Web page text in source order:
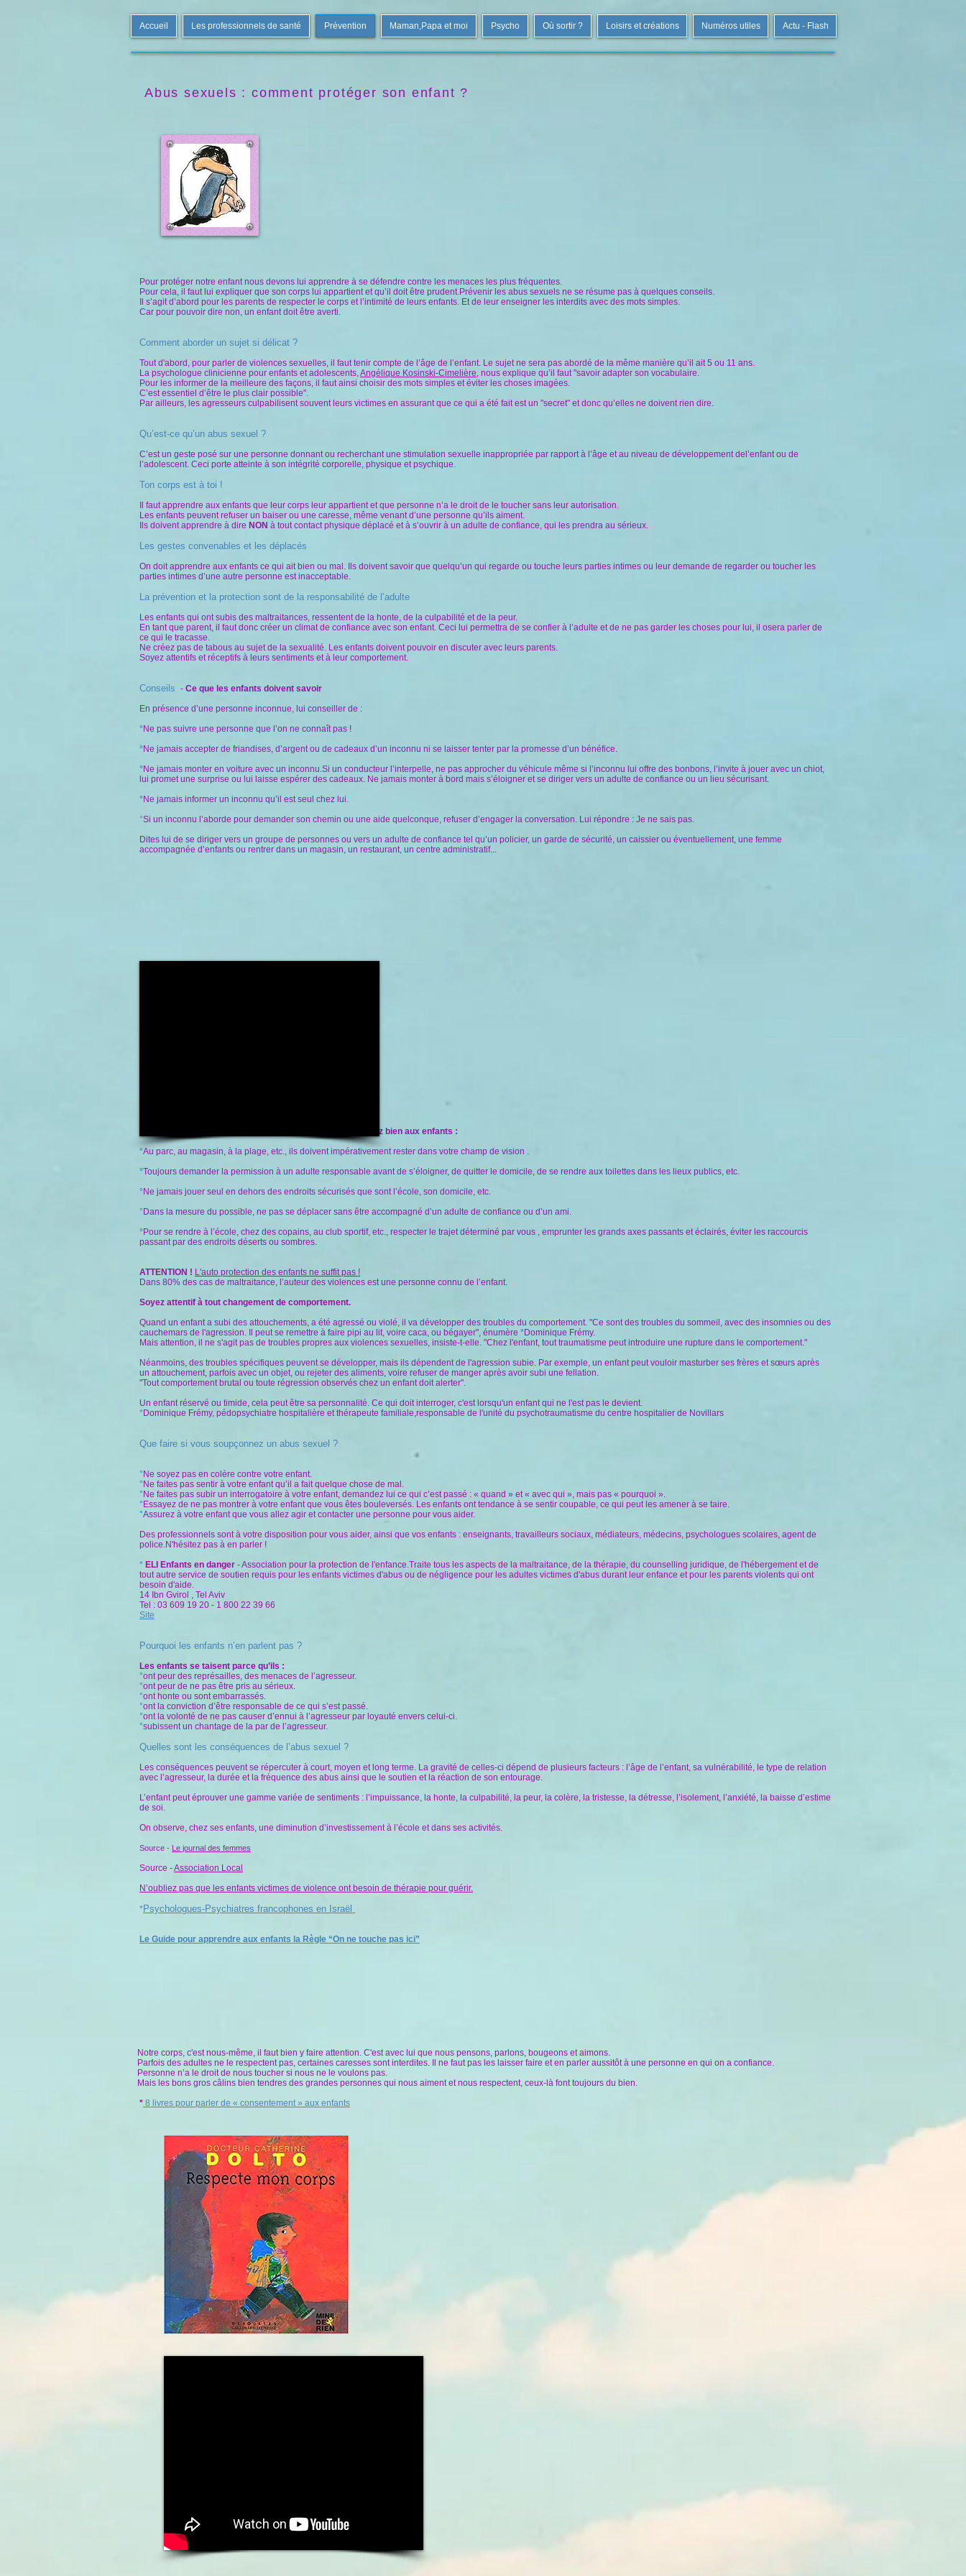
Accueil Les professionnels de santé Prévention Maman,Papa et moi Psycho Où sortir ? Loisirs et créations Numéros utiles Actu - Flash
Abus sexuels : comment protéger son enfant ?
Pour protéger notre enfant nous devons lui apprendre à se défendre contre les menaces les plus fréquentes.
Pour cela, il faut lui expliquer que son corps lui appartient et qu’il doit être prudent.Prévenir les abus sexuels ne se résume pas à quelques conseils.
Il s’agit d’abord pour les parents de respecter le corps et l’intimité de leurs enfants. Et de leur enseigner les interdits avec des mots simples.
Car pour pouvoir dire non, un enfant doit être averti.
Comment aborder un sujet si délicat ?
Tout d'abord, pour parler de violences sexuelles, il faut tenir compte de l’âge de l’enfant. Le sujet ne sera pas abordé de la même manière qu’il ait 5 ou 11 ans.
La psychologue clinicienne pour enfants et adolescents,Angélique Kosinski-Cimelière, nous explique qu’il faut "savoir adapter son vocabulaire.
Pour les informer de la meilleure des façons, il faut ainsi choisir des mots simples et éviter les choses imagées.
C’est essentiel d’être le plus clair possible".
Par ailleurs, les agresseurs culpabilisent souvent leurs victimes en assurant que ce qui a été fait est un "secret" et donc qu’elles ne doivent rien dire.
Qu’est-ce qu’un abus sexuel ?
C’est un geste posé sur une personne donnant ou recherchant une stimulation sexuelle inappropriée par rapport à l’âge et au niveau de développement del’enfant ou de
l’adolescent. Ceci porte atteinte à son intégrité corporelle, physique et psychique.
Ton corps est à toi !
Il faut apprendre aux enfants que leur corps leur appartient et que personne n’a le droit de le toucher sans leur autorisation.
Les enfants peuvent refuser un baiser ou une caresse, même venant d’une personne qu’ils aiment.
Ils doivent apprendre à dire NON à tout contact physique déplacé et à s’ouvrir à un adulte de confiance, qui les prendra au sérieux.
Les gestes convenables et les déplacés
On doit apprendre aux enfants ce qui ait bien ou mal. Ils doivent savoir que quelqu’un qui regarde ou touche leurs parties intimes ou leur demande de regarder ou toucher les
parties intimes d’une autre personne est inacceptable.
La prévention et la protection sont de la responsabilité de l’adulte
Les enfants qui ont subis des maltraitances, ressentent de la honte, de la culpabilité et de la peur.
En tant que parent, il faut donc créer un climat de confiance avec son enfant. Ceci lui permettra de se confier à l’adulte et de ne pas garder les choses pour lui, il osera parler de
ce qui le tracasse.
Ne créez pas de tabous au sujet de la sexualité. Les enfants doivent pouvoir en discuter avec leurs parents.
Soyez attentifs et réceptifs à leurs sentiments et à leur comportement.
Conseils - Ce que les enfants doivent savoir
En présence d’une personne inconnue, lui conseiller de :
° Ne pas suivre une personne que l’on ne connaît pas !
° Ne jamais accepter de friandises, d’argent ou de cadeaux d’un inconnu ni se laisser tenter par la promesse d’un bénéfice.
° Ne jamais monter en voiture avec un inconnu.Si un conducteur l’interpelle, ne pas approcher du véhicule même si l’inconnu lui offre des bonbons, l’invite à jouer avec un chiot,
lui promet une surprise ou lui laisse espérer des cadeaux. Ne jamais monter à bord mais s’éloigner et se diriger vers un adulte de confiance ou un lieu sécurisant.
° Ne jamais informer un inconnu qu’il est seul chez lui.
°Si un inconnu l’aborde pour demander son chemin ou une aide quelconque, refuser d’engager la conversation. Lui répondre : Je ne sais pas.
Dites lui de se diriger vers un groupe de personnes ou vers un adulte de confiance tel qu’un policier, un garde de sécurité, un caissier ou éventuellement, une femme
accompagnée d’enfants ou rentrer dans un magasin, un restaurant, un centre administratif...
D’une manière générale et en fonction de leur âge expliquez bien aux enfants :
°Au parc, au magasin, à la plage, etc., ils doivent impérativement rester dans votre champ de vision .
°Toujours demander la permission à un adulte responsable avant de s’éloigner, de quitter le domicile, de se rendre aux toilettes dans les lieux publics, etc.
° Ne jamais jouer seul en dehors des endroits sécurisés que sont l’école, son domicile, etc.
° Dans la mesure du possible, ne pas se déplacer sans être accompagné d’un adulte de confiance ou d’un ami.
° Pour se rendre à l’école, chez des copains, au club sportif, etc., respecter le trajet déterminé par vous , emprunter les grands axes passants et éclairés, éviter les raccourcis
passant par des endroits déserts ou sombres.
ATTENTION ! L'auto protection des enfants ne suffit pas !
Dans 80% des cas de maltraitance, l’auteur des violences est une personne connu de l’enfant.
Soyez attentif à tout changement de comportement.
Quand un enfant a subi des attouchements, a été agressé ou violé, il va développer des troubles du comportement. "Ce sont des troubles du sommeil, avec des insomnies ou des
cauchemars de l'agression. Il peut se remettre à faire pipi au lit, voire caca, ou bégayer", énumère *Dominique Frémy.
Mais attention, il ne s'agit pas de troubles propres aux violences sexuelles, insiste-t-elle. "Chez l'enfant, tout traumatisme peut introduire une rupture dans le comportement."
Néanmoins, des troubles spécifiques peuvent se développer, mais ils dépendent de l'agression subie. Par exemple, un enfant peut vouloir masturber ses frères et sœurs après
un attouchement, parfois avec un objet, ou rejeter des aliments, voire refuser de manger après avoir subi une fellation.
"Tout comportement brutal ou toute régression observés chez un enfant doit alerter".
Un enfant réservé ou timide, cela peut être sa personnalité. Ce qui doit interroger, c'est lorsqu'un enfant qui ne l'est pas le devient.
*Dominique Frémy, pédopsychiatre hospitalière et thérapeute familiale,responsable de l'unité du psychotraumatisme du centre hospitalier de Novillars
Que faire si vous soupçonnez un abus sexuel ?
° Ne soyez pas en colère contre votre enfant.
° Ne faites pas sentir à votre enfant qu’il a fait quelque chose de mal.
° Ne faites pas subir un interrogatoire à votre enfant, demandez lui ce qui c’est passé : « quand » et « avec qui », mais pas « pourquoi ».
° Essayez de ne pas montrer à votre enfant que vous êtes bouleversés. Les enfants ont tendance à se sentir coupable, ce qui peut les amener à se taire.
°Assurez à votre enfant que vous allez agir et contacter une personne pour vous aider.
Des professionnels sont à votre disposition pour vous aider, ainsi que vos enfants : enseignants, travailleurs sociaux, médiateurs, médecins, psychologues scolaires, agent de
police.N'hésitez pas à en parler !
* ELI Enfants en danger - Association pour la protection de l'enfance.Traite tous les aspects de la maltraitance, de la thérapie, du counselling juridique, de l'hébergement et de
tout autre service de soutien requis pour les enfants victimes d'abus ou de négligence pour les adultes victimes d'abus durant leur enfance et pour les parents violents qui ont
besoin d'aide.
14 Ibn Gvirol , Tel Aviv
Tel : 03 609 19 20 - 1 800 22 39 66
Site
Pourquoi les enfants n’en parlent pas ?
Les enfants se taisent parce qu’ils :
°ont peur des représailles, des menaces de l’agresseur.
°ont peur de ne pas être pris au sérieux.
°ont honte ou sont embarrassés.
°ont la conviction d’être responsable de ce qui s’est passé.
°ont la volonté de ne pas causer d’ennui à l’agresseur par loyauté envers celui-ci.
°subissent un chantage de la par de l’agresseur.
Quelles sont les conséquences de l’abus sexuel ?
Les conséquences peuvent se répercuter à court, moyen et long terme. La gravité de celles-ci dépend de plusieurs facteurs : l’âge de l’enfant, sa vulnérabilité, le type de relation
avec l’agresseur, la durée et la fréquence des abus ainsi que le soutien et la réaction de son entourage.
L’enfant peut éprouver une gamme variée de sentiments : l’impuissance, la honte, la culpabilité, la peur, la colère, la tristesse, la détresse, l’isolement, l’anxiété, la baisse d’estime
de soi.
On observe, chez ses enfants, une diminution d’investissement à l’école et dans ses activités.
Source - Le journal des femmes
Source -Association Local
N’oubliez pas que les enfants victimes de violence ont besoin de thérapie pour guérir.
*Psychologues-Psychiatres francophones en Israël
Le Guide pour apprendre aux enfants la Règle “On ne touche pas ici”
Notre corps, c'est nous-même, il faut bien y faire attention. C'est avec lui que nous pensons, parlons, bougeons et aimons.
Parfois des adultes ne le respectent pas, certaines caresses sont interdites. Il ne faut pas les laisser faire et en parler aussitôt à une personne en qui on a confiance.
Personne n’a le droit de nous toucher si nous ne le voulons pas.
Mais les bons gros câlins bien tendres des grandes personnes qui nous aiment et nous respectent, ceux-là font toujours du bien.
* 8 livres pour parler de « consentement » aux enfants